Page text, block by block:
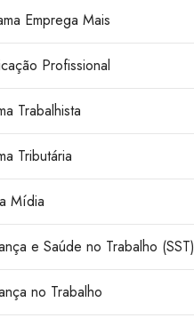
Emprega Mais
Profissional
Trabalhista
Tributária
Mídia
e Saúde no Trabalho (SST)
no Trabalho